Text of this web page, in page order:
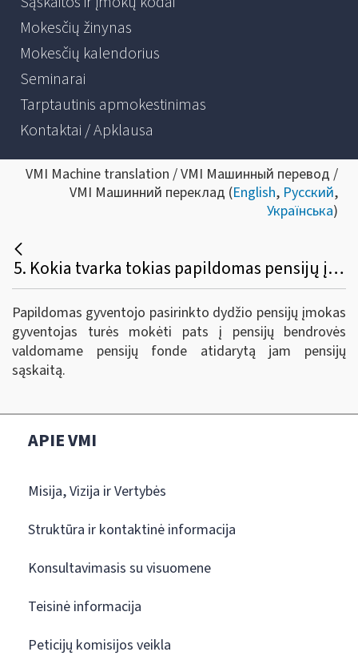
Mokesčių žinynas
Mokesčių kalendorius
Seminarai
Tarptautinis apmokestinimas
Kontaktai / Apklausa
VMI Machine translation / VMI Машинный перевод /
VMI Машинний переклад (English, Русский,
Українська)
5. Kokia tvarka tokias papildomas pensijų įmokas reikia sumokėti?
Papildomas gyventojo pasirinkto dydžio pensijų įmokas
gyventojas turės mokėti pats į pensijų bendrovės
valdomame pensijų fonde atidarytą jam pensijų
sąskaitą.
APIE VMI
Misija, Vizija ir Vertybės
Struktūra ir kontaktinė informacija
Konsultavimasis su visuomene
Teisinė informacija
Peticijų komisijos veikla